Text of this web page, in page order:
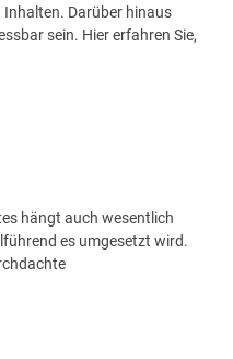
Darüber hinaus
sein. Hier erfahren Sie,
hängt auch wesentlich
es umgesetzt wird.